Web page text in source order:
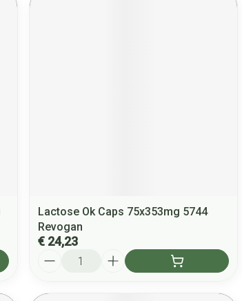
Lactose Ok Caps 75x353mg 5744
Revogan
€ 24,23